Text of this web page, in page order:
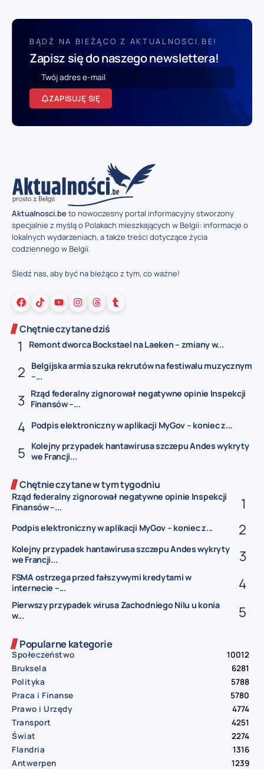
BĄDŹ NA BIEŻĄCO Z AKTUALNOSCI.BE!
Zapisz się do naszego newslettera!
ZAPISUJĘ SIĘ
Aktualnosci.beto nowoczesny portal informacyjny stworzony
specjalnie z myślą o Polakach mieszkających w Belgii: informacje o
lokalnych wydarzeniach, a także treści dotyczące życia
codziennego w Belgii.
Śledź nas, aby być na bieżąco z tym, co ważne!
Chętnie czytane dziś
Remont dworca Bockstael na Laeken – zmiany w...
Belgijska armia szuka rekrutów na festiwalu muzycznym
–...
Rząd federalny zignorował negatywne opinie Inspekcji
Finansów –...
Podpis elektroniczny w aplikacji MyGov – koniec z...
Kolejny przypadek hantawirusa szczepu Andes wykryty
we Francji...
Chętnie czytane w tym tygodniu
Rząd federalny zignorował negatywne opinie Inspekcji
Finansów –...
Podpis elektroniczny w aplikacji MyGov – koniec z...
Kolejny przypadek hantawirusa szczepu Andes wykryty
we Francji...
FSMA ostrzega przed fałszywymi kredytami w
internecie –...
Pierwszy przypadek wirusa Zachodniego Nilu u konia
w...
Popularne kategorie
Społeczeństwo
10012
Bruksela
6281
Polityka
5788
Praca i Finanse
5780
Prawo i Urzędy
4774
Transport
4251
Świat
2274
Flandria
1316
Antwerpen
1239